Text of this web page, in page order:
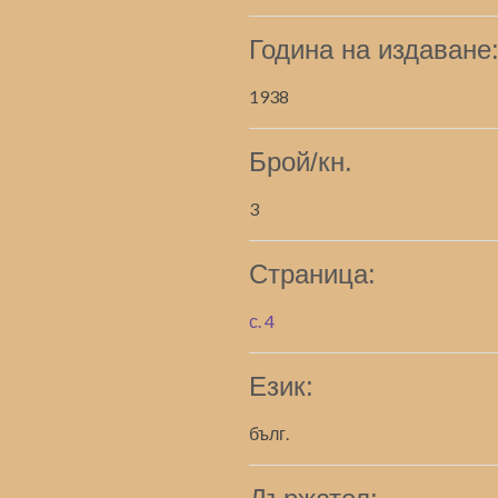
Година на издаване:
1938
Брой/кн.
3
Страница:
с. 4
Език:
бълг.